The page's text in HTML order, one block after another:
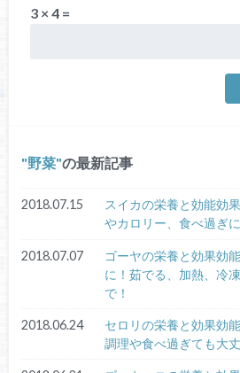
3 × 4 =
野菜 の最新記事
2018.07.15
スイカの栄養と効能効
やカロリー、食べ過ぎ
2018.07.07
ゴーヤの栄養と効果効
に！茹でる、加熱、冷
で！
2018.06.24
セロリの栄養と効果効
調理や食べ過ぎても大